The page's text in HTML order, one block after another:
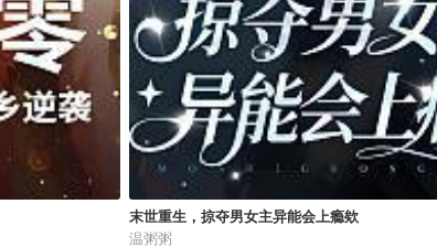
末世重生，掠夺男女主异能会上瘾欸
温粥粥